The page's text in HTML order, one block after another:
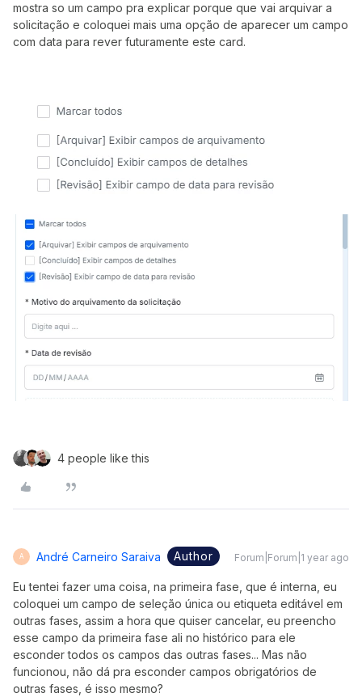
mostra so um campo pra explicar porque que vai arquivar a
solicitação e coloquei mais uma opção de aparecer um campo
com data para rever futuramente este card.
4 people like this
A André Carneiro Saraiva Author Forum|Forum|1 year ago
Eu tentei fazer uma coisa, na primeira fase, que é interna, eu
coloquei um campo de seleção única ou etiqueta editável em
outras fases, assim a hora que quiser cancelar, eu preencho
esse campo da primeira fase ali no histórico para ele
esconder todos os campos das outras fases... Mas não
funcionou, não dá pra esconder campos obrigatórios de
outras fases, é isso mesmo?